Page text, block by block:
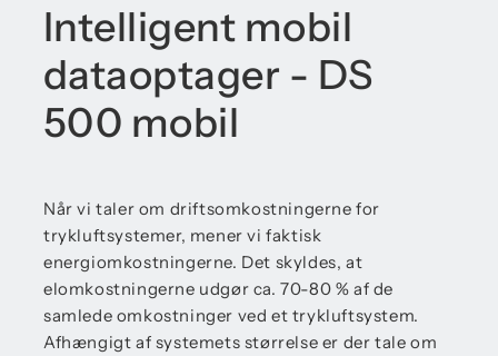
Intelligent mobil
dataoptager - DS
500 mobil
Når vi taler om driftsomkostningerne for
trykluftsystemer, mener vi faktisk
energiomkostningerne. Det skyldes, at
elomkostningerne udgør ca. 70-80 % af de
samlede omkostninger ved et trykluftsystem.
Afhængigt af systemets størrelse er der tale om